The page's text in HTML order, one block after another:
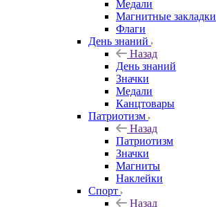
Медали
Магнитные закладки
Флаги
День знаний
Назад
День знаний
Значки
Медали
Канцтовары
Патриотизм
Назад
Патриотизм
Значки
Магниты
Наклейки
Спорт
Назад